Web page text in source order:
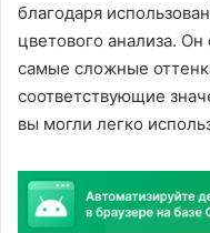
благодаря
цветового анализа.
самые сложные
соответствующие
вы могли легко